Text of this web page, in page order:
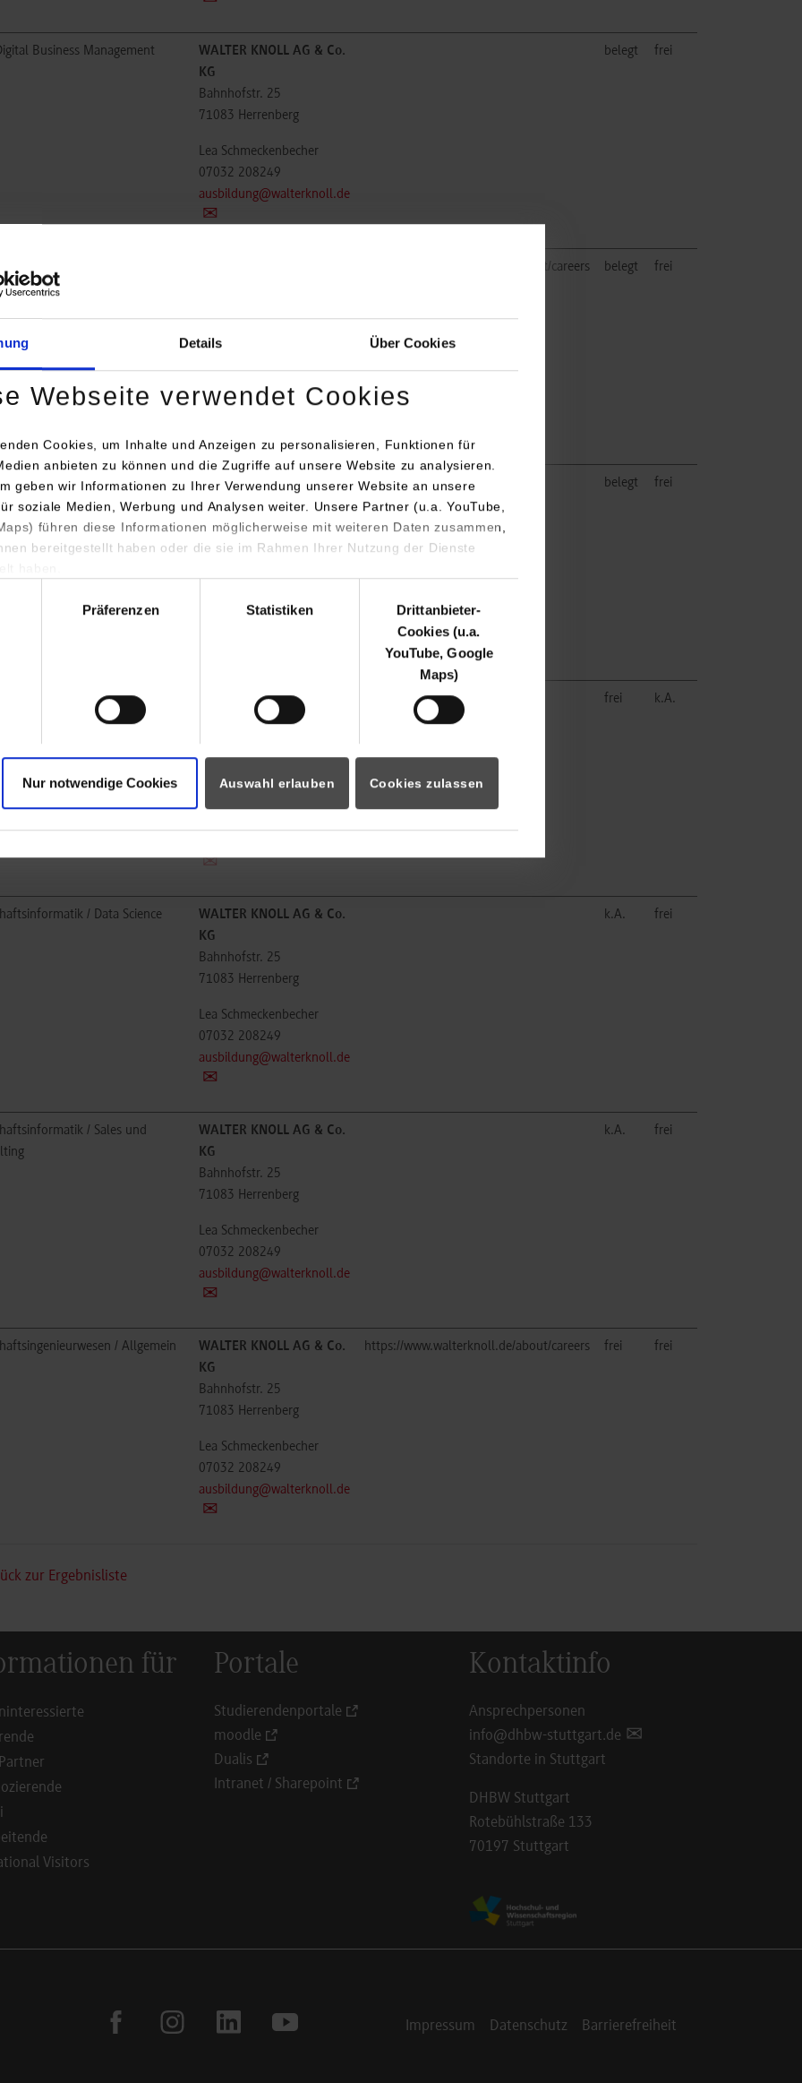
Details Über Cookies
Webseite verwendet Cookies
Cookies, um Inhalte und Anzeigen zu personalisieren, Funktionen für
anbieten zu können und die Zugriffe auf unsere Website zu analysieren.
geben wir Informationen zu Ihrer Verwendung unserer Website an unsere
soziale Medien, Werbung und Analysen weiter. Unsere Partner (u.a. YouTube,
führen diese Informationen möglicherweise mit weiteren Daten zusammen,
bereitgestellt haben oder die sie im Rahmen Ihrer Nutzung der Dienste
Präferenzen Statistiken
Drittanbieter-
Cookies (u.a.
YouTube, Google
Maps)
Nur notwendige Cookies Auswahl erlauben Cookies zulassen
Business Management
WALTER KNOLL AG & Co.
KG
Bahnhofstr. 25
71083 Herrenberg
Lea Schmeckenbecher
07032 208249
ausbildung@walterknoll.de
belegt frei
Lea Schmeckenbecher
07032 208249
ausbildung@walterknoll.de
https://www.walterknoll.de/about/careers belegt frei
Business
WALTER KNOLL AG & Co.
KG
Bahnhofstr. 25
71083 Herrenberg
Lea Schmeckenbecher
07032 208249
belegt frei
/
WALTER KNOLL AG & Co.
Bahnhofstr. 25
71083
frei k.A.
/ Data Science
WALTER KNOLL AG & Co.
KG
Bahnhofstr. 25
71083 Herrenberg
Lea Schmeckenbecher
07032 208249
ausbildung@walterknoll.de
k.A. frei
/ Sales und
WALTER KNOLL AG & Co.
KG
Bahnhofstr. 25
71083 Herrenberg
Lea Schmeckenbecher
07032 208249
ausbildung@walterknoll.de
k.A. frei
/ Allgemein
WALTER KNOLL AG & Co.
KG
Bahnhofstr. 25
71083 Herrenberg
Lea Schmeckenbecher
07032 208249
ausbildung@walterknoll.de
https://www.walterknoll.de/about/careers frei frei
zur Ergebnisliste
für
Visitors
Portale
Studierendenportale
moodle
Dualis
Intranet / Sharepoint
Kontaktinfo
Ansprechpersonen
info@dhbw-stuttgart.de
Standorte in Stuttgart
DHBW Stuttgart
Rotebühlstraße 133
70197 Stuttgart
facebook instagramlinkedin youtube Impressum Datenschutz Barrierefreiheit